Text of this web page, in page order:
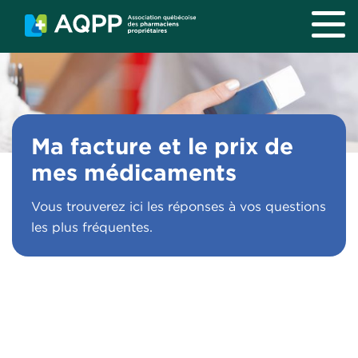
Aller au contenu principal
Ma facture et le prix de
mes médicaments
Vous trouverez ici les réponses à vos questions
les plus fréquentes.